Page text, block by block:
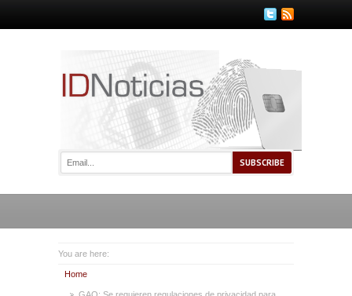
You are here:
Home